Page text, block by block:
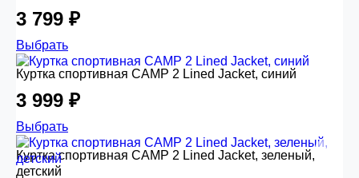
3 799 ₽
Выбрать
Куртка спортивная CAMP 2 Lined Jacket, синий
3 999 ₽
Выбрать
Куртка спортивная CAMP 2 Lined Jacket, зеленый,
детский